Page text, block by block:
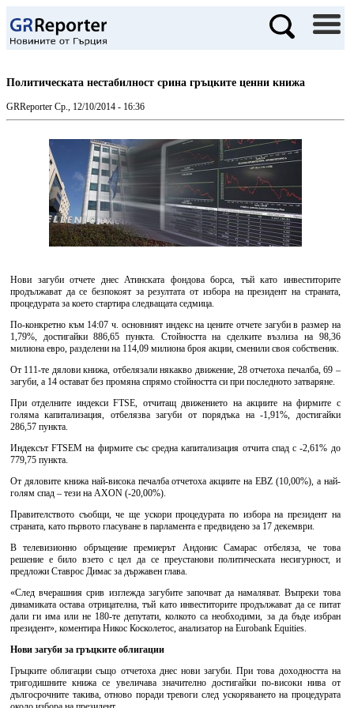
Политическата нестабилност срина гръцките ценни книжа
GRReporter Ср., 12/10/2014 - 16:36
Нови загуби отчете днес Атинската фондова борса, тъй като инвеститорите
продължават да се безпокоят за резултата от избора на президент на страната,
процедурата за което стартира следващата седмица.
По-конкретно към 14:07 ч. основният индекс на цените отчете загуби в размер на
1,79%, достигайки 886,65 пункта. Стойността на сделките възлиза на 98,36
милиона евро, разделени на 114,09 милиона броя акции, сменили своя собственик.
От 111-те дялови книжа, отбелязали някакво движение, 28 отчетоха печалба, 69 –
загуби, а 14 остават без промяна спрямо стойността си при последното затваряне.
При отделните индекси FTSE, отчитащ движението на акциите на фирмите с
голяма капитализация, отбелязва загуби от порядъка на -1,91%, достигайки
286,57 пункта.
Индексът FTSEM на фирмите със средна капитализация отчита спад с -2,61% до
779,75 пункта.
От дяловите книжа най-висока печалба отчетоха акциите на ΕΒΖ (10,00%), а най-
голям спад – тези на ΑΧΟΝ (-20,00%).
Правителството съобщи, че ще ускори процедурата по избора на президент на
страната, като първото гласуване в парламента е предвидено за 17 декември.
В телевизионно обръщение премиерът Андонис Самарас отбеляза, че това
решение е било взето с цел да се преустанови политическата несигурност, и
предложи Ставрос Димас за държавен глава.
«След вчерашния срив изглежда загубите започват да намаляват. Въпреки това
динамиката остава отрицателна, тъй като инвеститорите продължават да се питат
дали ги има или не 180-те депутати, колкото са необходими, за да бъде избран
президент», коментира Никос Косколетос, анализатор на Eurobank Equities.
Нови загуби за гръцките облигации
Гръцките облигации също отчетоха днес нови загуби. При това доходността на
тригодишните книжа се увеличава значително достигайки по-високи нива от
дългосрочните такива, отново поради тревоги след ускоряването на процедурата